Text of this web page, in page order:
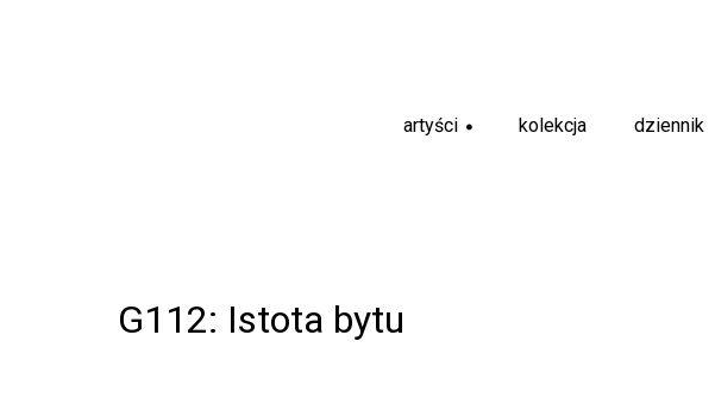
artyści kolekcja dziennik
G112: Istota bytu